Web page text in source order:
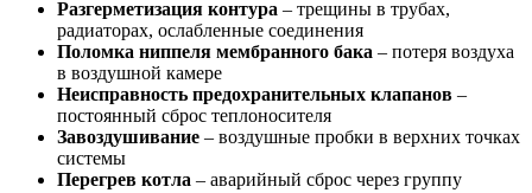
Разгерметизация контура – трещины в трубах,
радиаторах, ослабленные соединения
Поломка ниппеля мембранного бака – потеря воздуха
в воздушной камере
Неисправность предохранительных клапанов –
постоянный сброс теплоносителя
Завоздушивание – воздушные пробки в верхних точках
системы
Перегрев котла – аварийный сброс через группу